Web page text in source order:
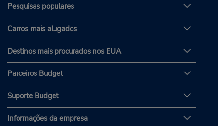
Pesquisas populares
Carros mais alugados
Destinos mais procurados nos EUA
Parceiros Budget
Suporte Budget
Informações da empresa